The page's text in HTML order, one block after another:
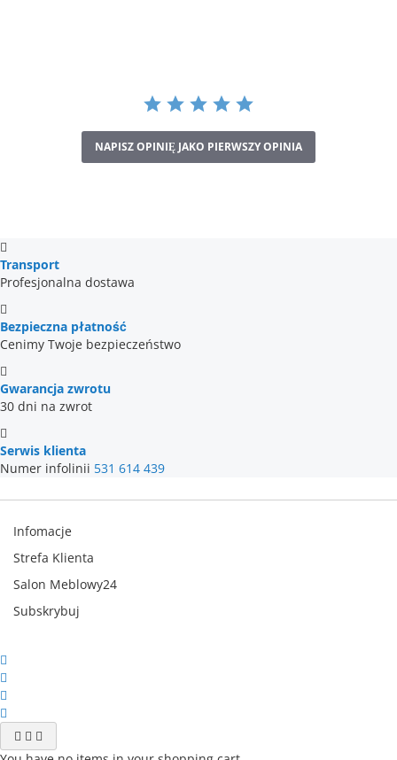
NAPISZ OPINIĘ JAKO PIERWSZY OPINIA
Transport
Profesjonalna dostawa
Bezpieczna płatność
Cenimy Twoje bezpieczeństwo
Gwarancja zwrotu
30 dni na zwrot
Serwis klienta
Numer infolinii 531 614 439
Infomacje
Strefa Klienta
Salon Meblowy24
Subskrybuj